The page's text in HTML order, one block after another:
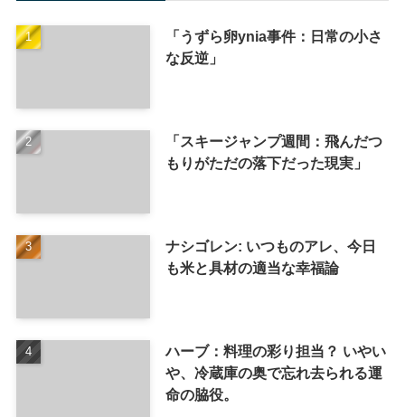
「うずら卵ynia事件：日常の小さ
な反逆」
「スキージャンプ週間：飛んだつ
もりがただの落下だった現実」
ナシゴレン: いつものアレ、今日
も米と具材の適当な幸福論
ハーブ：料理の彩り担当？ いやい
や、冷蔵庫の奥で忘れ去られる運
命の脇役。